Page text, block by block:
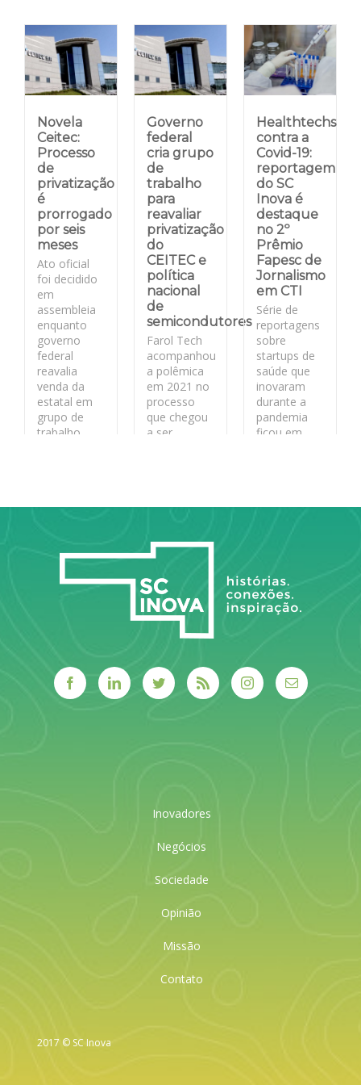
Novela
Ceitec:
Processo
de
privatização
é
prorrogado
por seis
meses
Ato oficial
foi decidido
em
assembleia
enquanto
governo
federal
reavalia
venda da
estatal em
grupo de
trabalho.
Governo
federal
cria grupo
de
trabalho
para
reavaliar
privatização
do
CEITEC e
política
nacional
de
semicondutores
Farol Tech
acompanhou
a polêmica
em 2021 no
processo
que chegou
a ser
decisões do
Contas da
União.
LEIA MAIS
Healthtechs
contra a
Covid-19:
reportagem
do SC
Inova é
destaque
no 2º
Prêmio
Fapesc de
Jornalismo
em CTI
Série de
reportagens
sobre
startups de
saúde que
inovaram
durante a
pandemia
ficou em
tecnologia
Inovadores
Negócios
Sociedade
Opinião
Missão
Contato
2017 © SC Inova